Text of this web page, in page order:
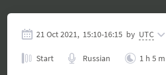
21 Oct 2021, 15:10-16:15 by UTC
Start Russian 1 h 5 m